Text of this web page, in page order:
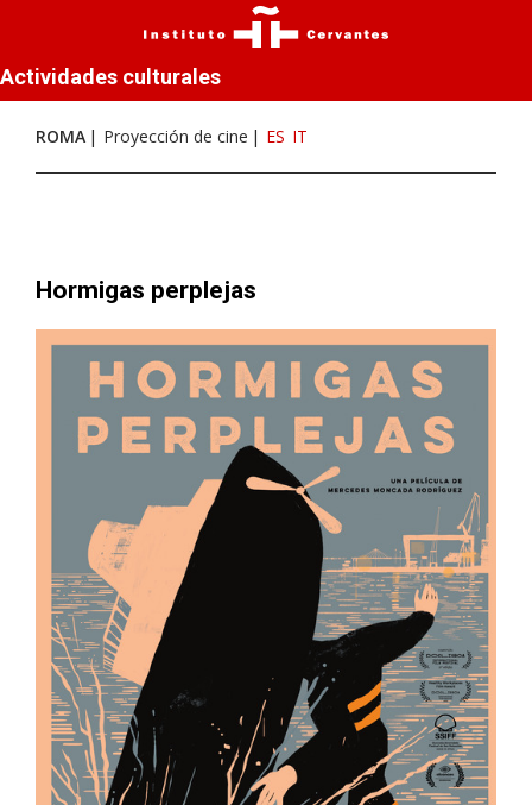
Actividades culturales
ROMA Proyección de cine ES IT
Hormigas perplejas